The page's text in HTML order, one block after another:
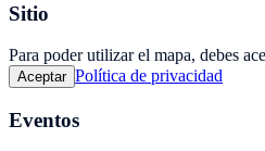
Sitio
Para poder utilizar el mapa, debes
Aceptar Política de privacidad
Eventos